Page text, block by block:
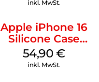
inkl. MwSt.
Apple iPhone 16
Silicone Case
MagSafe Black
54,90 €
inkl. MwSt.